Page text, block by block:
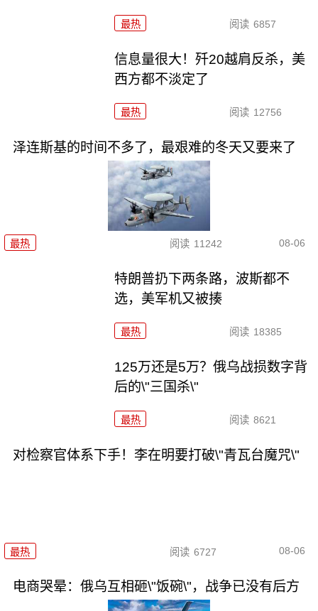
最热 阅读 6857
信息量很大！歼20越肩反杀，美
西方都不淡定了
最热 阅读 12756
泽连斯基的时间不多了，最艰难的冬天又要来了
最热 阅读 11242 08-06
特朗普扔下两条路，波斯都不
选，美军机又被揍
最热 阅读 18385
125万还是5万？俄乌战损数字背
后的\"三国杀\"
最热 阅读 8621
对检察官体系下手！李在明要打破\"青瓦台魔咒\"
最热 阅读 6727 08-06
电商哭晕：俄乌互相砸\"饭碗\"，战争已没有后方